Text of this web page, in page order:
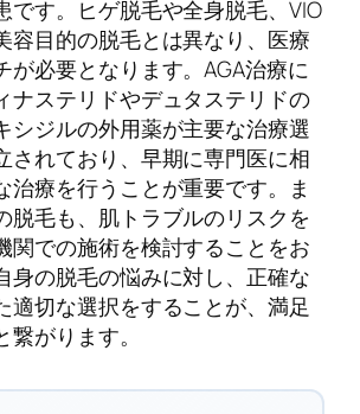
です。ヒゲ脱毛や全身脱毛、VIO
容目的の脱毛とは異なり、医療
が必要となります。AGA治療に
ナステリドやデュタステリドの
シジルの外用薬が主要な治療選
されており、早期に専門医に相
治療を行うことが重要です。ま
脱毛も、肌トラブルのリスクを
関での施術を検討することをお
身の脱毛の悩みに対し、正確な
適切な選択をすることが、満足
がります。